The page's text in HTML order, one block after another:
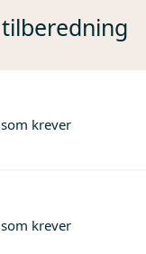
krever
krever